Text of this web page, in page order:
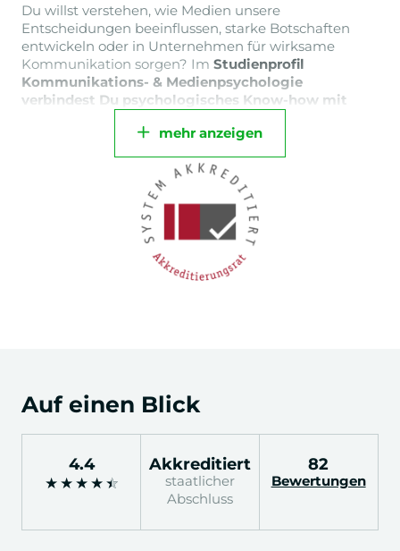
Du willst verstehen, wie Medien unsere
Entscheidungen beeinflussen, starke Botschaften
entwickeln oder in Unternehmen für wirksame
Kommunikation sorgen? Im Studienprofil
Kommunikations- & Medienpsychologie
verbindest Du psychologisches Know-how mit
zielgruppengerecht aufbereitet. Ob in Agenturen,
Unternehmen oder im digitalen Journalismus:
diesem Studium eröffnen sich Dir vielfältige
zum Beispiel als
Kommunikationsberater:in, Media Analyst, Content-
Strateg:in oder Spezialist:in für interne & externe
Unternehmenskommunikation.
mehr anzeigen
Auf einen Blick
4.4
★ ★ ★ ★ ★
Akkreditiert
staatlicher
Abschluss
82
Bewertungen